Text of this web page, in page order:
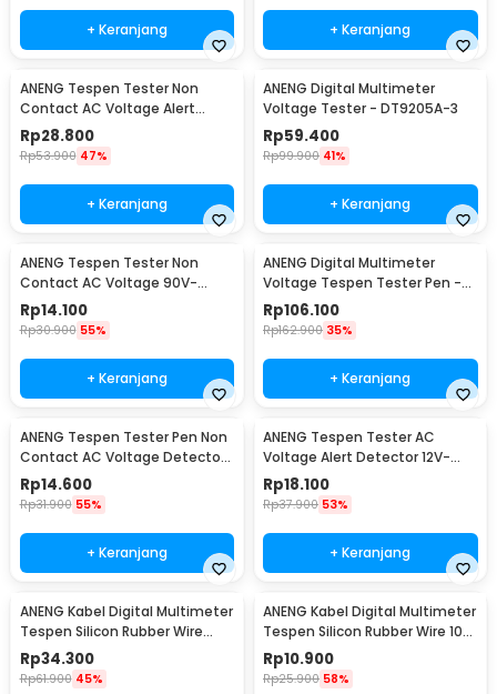
+ Keranjang + Keranjang
ANENG Tespen Tester Non
Contact AC Voltage Alert
Detector 12-1000V - VD802
Rp28.800
Rp53.900 47%
+ Keranjang
ANENG Digital Multimeter
Voltage Tester - DT9205A-3
Rp59.400
Rp99.900 41%
+ Keranjang
ANENG Tespen Tester Non
Contact AC Voltage 90V-
1000V - 1AC-D Plus
Rp14.100
Rp30.900 55%
+ Keranjang
ANENG Digital Multimeter
Voltage Tespen Tester Pen -
A3003
Rp106.100
Rp162.900 35%
+ Keranjang
ANENG Tespen Tester Pen Non
Contact AC Voltage Detector
90-1000V 1AC-D
Rp14.600
Rp31.900 55%
+ Keranjang
ANENG Tespen Tester AC
Voltage Alert Detector 12V-
1000V - VD806
Rp18.100
Rp37.900 53%
+ Keranjang
ANENG Kabel Digital Multimeter
Tespen Silicon Rubber Wire
1000V - PT3003
Rp34.300
Rp61.900 45%
ANENG Kabel Digital Multimeter
Tespen Silicon Rubber Wire 10A
1000V - PT1005
Rp10.900
Rp25.900 58%